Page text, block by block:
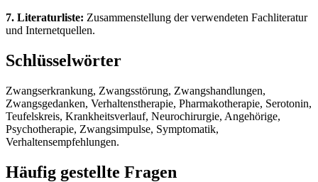
7. Literaturliste: Zusammenstellung der verwendeten Fachliteratur
und Internetquellen.
Schlüsselwörter
Zwangserkrankung, Zwangsstörung, Zwangshandlungen,
Zwangsgedanken, Verhaltenstherapie, Pharmakotherapie, Serotonin,
Teufelskreis, Krankheitsverlauf, Neurochirurgie, Angehörige,
Psychotherapie, Zwangsimpulse, Symptomatik,
Verhaltensempfehlungen.
Häufig gestellte Fragen